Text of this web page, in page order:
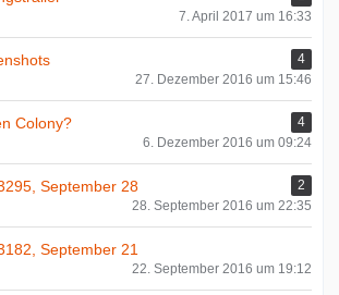
7. April 2017 um 16:33
4
27. Dezember 2016 um 15:46
Colony?
4
6. Dezember 2016 um 09:24
September 28
2
28. September 2016 um 22:35
September 21
22. September 2016 um 19:12